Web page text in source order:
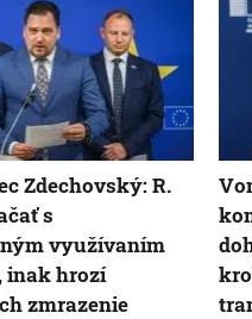
Zdechovský: R.
s
využívaním
inak hrozí
zmrazenie